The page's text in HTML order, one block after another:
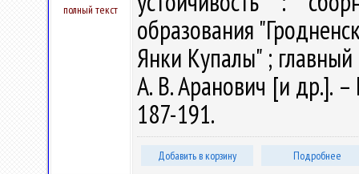
полный текст
образования
Янки Купалы" ;
А. В. Аранович [и др.].
187-191.
Добавить в корзину Подробнее